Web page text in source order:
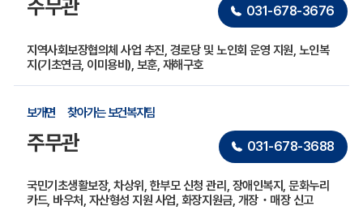
주무관 031-678-3676
지역사회보장협의체 사업 추진, 경로당 및 노인회 운영 지원, 노인복
지(기초연금, 이미용비), 보훈, 재해구호
보개면 찾아가는 보건복지팀
주무관 031-678-3688
국민기초생활보장, 차상위, 한부모 신청 관리, 장애인복지, 문화누리
카드, 바우처, 자산형성 지원 사업, 화장지원금, 개장・매장 신고